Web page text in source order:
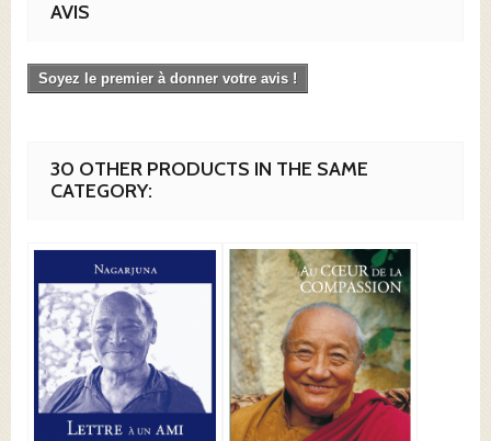
AVIS
Soyez le premier à donner votre avis !
30 OTHER PRODUCTS IN THE SAME
CATEGORY: